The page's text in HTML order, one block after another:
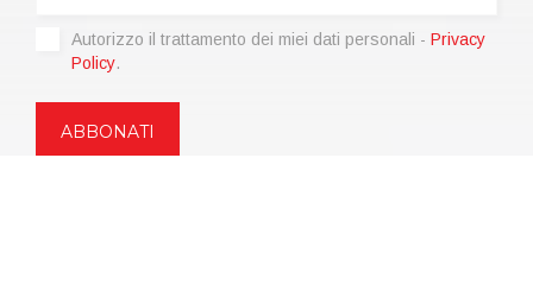
Autorizzo il trattamento dei miei dati personali - Privacy
Policy.